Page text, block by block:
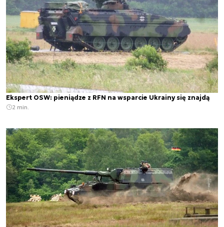
Ekspert OSW: pieniądze z RFN na wsparcie Ukrainy się znajdą
2 min.